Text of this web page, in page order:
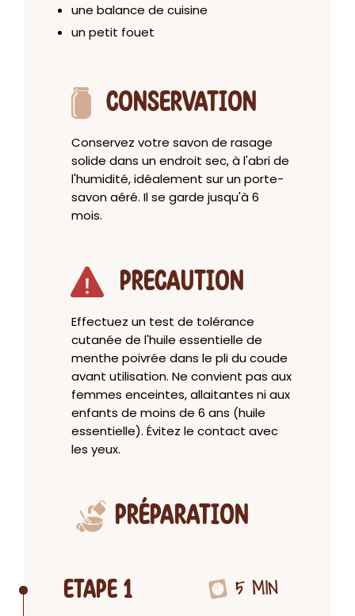
une balance de cuisine
un petit fouet
CONSERVATION
Conservez votre savon de rasage
solide dans un endroit sec, à l'abri de
l'humidité, idéalement sur un porte-
savon aéré. Il se garde jusqu'à 6
mois.
PRECAUTION
Effectuez un test de tolérance
cutanée de l'huile essentielle de
menthe poivrée dans le pli du coude
avant utilisation. Ne convient pas aux
femmes enceintes, allaitantes ni aux
enfants de moins de 6 ans (huile
essentielle). Évitez le contact avec
les yeux.
PRÉPARATION
ETAPE 1 5 MIN